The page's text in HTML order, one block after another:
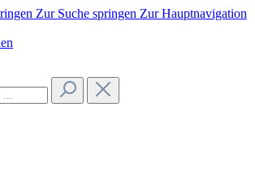
Zur Suche springen Zur Hauptnavigation